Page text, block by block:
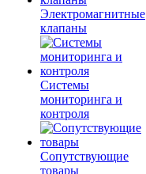
Электромагнитные
клапаны
Системы
мониторинга и
контроля
Сопутствующие
товары